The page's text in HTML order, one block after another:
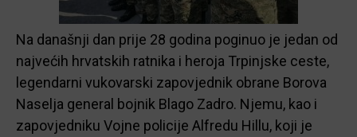
Na današnji dan prije 28 godina poginuo je jedan od
najvećih hrvatskih ratnika i heroja Trpinjske ceste,
legendarni vukovarski zapovjednik obrane Borova
Naselja general bojnik Blago Zadro. Njemu, kao i
zapovjedniku Vojne policije Alfredu Hillu, koji je